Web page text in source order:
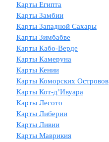
Карты Египта
Карты Замбии
Карты Западной Сахары
Карты Зимбабве
Карты Кабо-Верде
Карты Камеруна
Карты Кении
Карты Коморских Островов
Карты Кот-д’Ивуара
Карты Лесото
Карты Либерии
Карты Ливии
Карты Маврикия